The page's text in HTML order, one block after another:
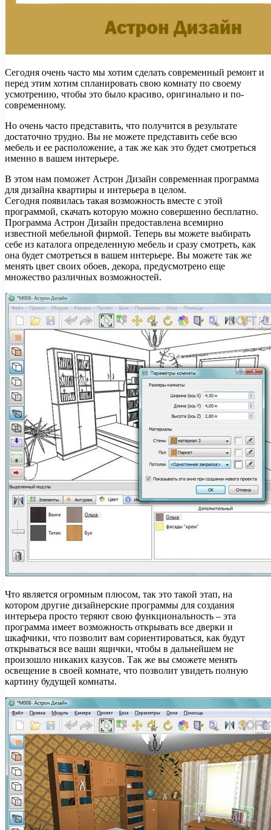
Сегодня очень часто мы хотим сделать современный ремонт и
перед этим хотим спланировать свою комнату по своему
усмотрению, чтобы это было красиво, оригинально и по-
современному.
Но очень часто представить, что получится в результате
достаточно трудно. Вы не можете представить себе всю
мебель и ее расположение, а так же как это будет смотреться
именно в вашем интерьере.
В этом нам поможет Астрон Дизайн современная программа
для дизайна квартиры и интерьера в целом.
Сегодня появилась такая возможность вместе с этой
программой, скачать которую можно совершенно бесплатно.
Программа Астрон Дизайн предоставлена всемирно
известной мебельной фирмой. Теперь вы можете выбирать
себе из каталога определенную мебель и сразу смотреть, как
она будет смотреться в вашем интерьере. Вы можете так же
менять цвет своих обоев, декора, предусмотрено еще
множество различных возможностей.
Что является огромным плюсом, так это такой этап, на
котором другие дизайнерские программы для создания
интерьера просто теряют свою функциональность – эта
программа имеет возможность открывать все дверки и
шкафчики, что позволит вам сориентироваться, как будут
открываться все ваши ящички, чтобы в дальнейшем не
произошло никаких казусов. Так же вы сможете менять
освещение в своей комнате, что позволит увидеть полную
картину будущей комнаты.